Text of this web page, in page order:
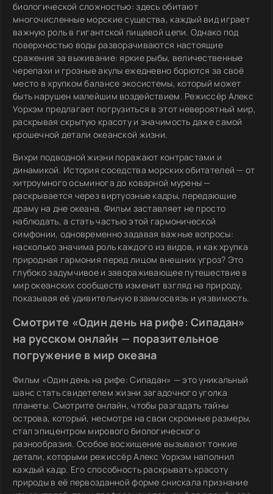
биологической сложностью: здесь обитают
многочисленные морские существа, каждый вид играет
важную роль в гигантской пищевой цепи. Однако под
поверхностью воды разворачиваются настоящие
сражения за выживание: яркие рыбы, величественные
черепахи и грозные акулы ежедневно борются за своё
место в хрупком балансе экосистемы, который может
быть нарушен малейшим воздействием. Режиссёр Алекс
Уорхэм предлагает погрузиться в этот невероятный мир,
раскрывая скрытую красоту и значимость даже самой
крошечной детали океанской жизни.
Вихри подводной жизни поражают контрастами и
динамикой. История соседства морских обитателей — от
хитроумного осьминога до коварной мурены —
раскрывается через виртуозные кадры, передающие
драму на дне океана. Фильм заставляет не просто
наблюдать, а стать частью этой гармонической
симфонии, одновременно задавая важные вопросы:
насколько значима роль каждого из видов, и как хрупка
природная гармония перед лицом внешних угроз? Это
глубоко задумчивое и завораживающее путешествие в
мир океанских сообществ изменит взгляд на природу,
показывая её удивительную взаимосвязь и уязвимость.
Смотрите «Один день на рифе: Сипадан»
на русском онлайн — поразительное
погружение в мир океана
Фильм «Один день на рифе: Сипадан» — это уникальный
шанс стать свидетелем жизни загадочного уголка
планеты. Смотрите онлайн, чтобы разгадать тайны
острова, который, несмотря на свои скромные размеры,
стал эпицентром мирового биологического
разнообразия. Особое восхищение вызывают тонкие
детали, которыми режиссёр Алекс Уорхэм наполнил
каждый кадр. Его способность раскрывать красоту
природы в её первозданной форме снискала признание